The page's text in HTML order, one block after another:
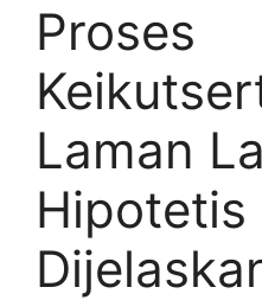
Proses
Laman
Hipotetis